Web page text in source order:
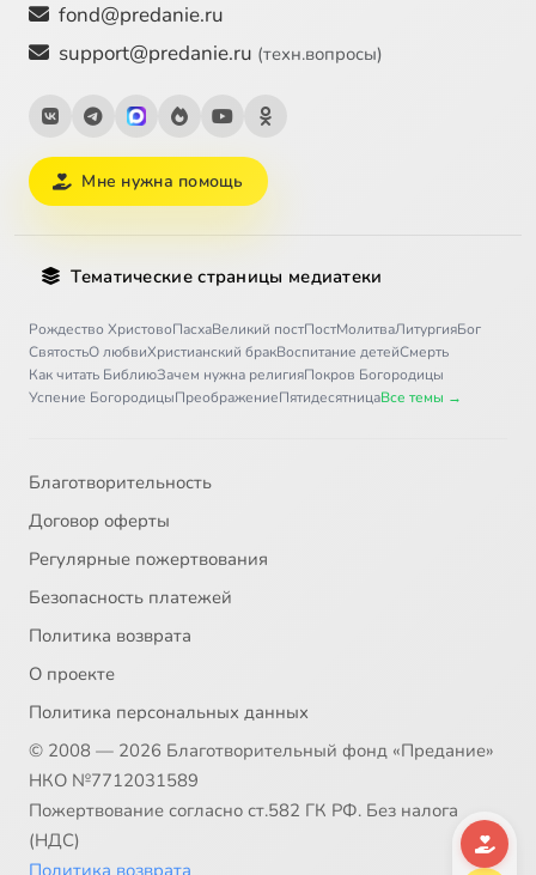
fond@predanie.ru
support@predanie.ru (техн.вопросы)
Мне нужна помощь
Тематические страницы медиатеки
Рождество ХристовоПасхаВеликий постПостМолитваЛитургияБог
СвятостьО любвиХристианский бракВоспитание детейСмерть
Как читать БиблиюЗачем нужна религияПокров Богородицы
Успение БогородицыПреображениеПятидесятницаВсе темы →
Благотворительность
Договор оферты
Регулярные пожертвования
Безопасность платежей
Политика возврата
О проекте
Политика персональных данных
© 2008 — 2026 Благотворительный фонд «Предание»
НКО №7712031589
Пожертвование согласно ст.582 ГК РФ. Без налога
(НДС)